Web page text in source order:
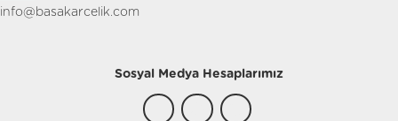
info@basakarcelik.com
Sosyal Medya Hesaplarımız